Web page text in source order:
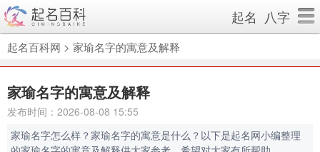
起名 八字
起名百科网 > 家瑜名字的寓意及解释
家瑜名字的寓意及解释
发布时间：2026-08-08 15:55
家瑜名字怎么样？家瑜名字的寓意是什么？以下是起名网小编整理